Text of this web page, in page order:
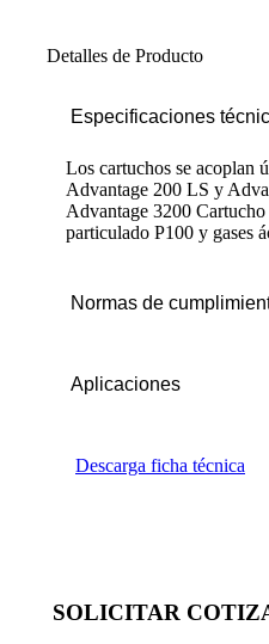
Detalles de Producto
Especificaciones
Los cartuchos se acoplan
Advantage 200 LS y
Advantage 3200
particulado P100 y gases
Normas de
Aplicaciones
Descarga ficha técnica
SOLICITAR